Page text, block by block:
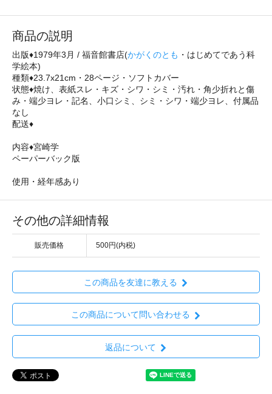
商品の説明
出版♦1979年3月 / 福音館書店(かがくのとも ・はじめてであう科
学絵本)
種類♦23.7x21cm・28ページ・ソフトカバー
状態♦焼け、表紙スレ・キズ・シワ・シミ・汚れ・角少折れと傷
み・端少ヨレ・記名、小口シミ、シミ・シワ・端少ヨレ、付属品
なし
配送♦
内容♦宮崎学
ペーパーバック版
使用・経年感あり
その他の詳細情報
販売価格 500円(内税)
この商品を友達に教える
この商品について問い合わせる
返品について